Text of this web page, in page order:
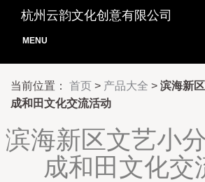
杭州云韵文化创意有限公司
MENU
当前位置： 首页 > 产品大全 > 滨海新
成和田文化交流活动
滨海新区文艺小
成和田文化交